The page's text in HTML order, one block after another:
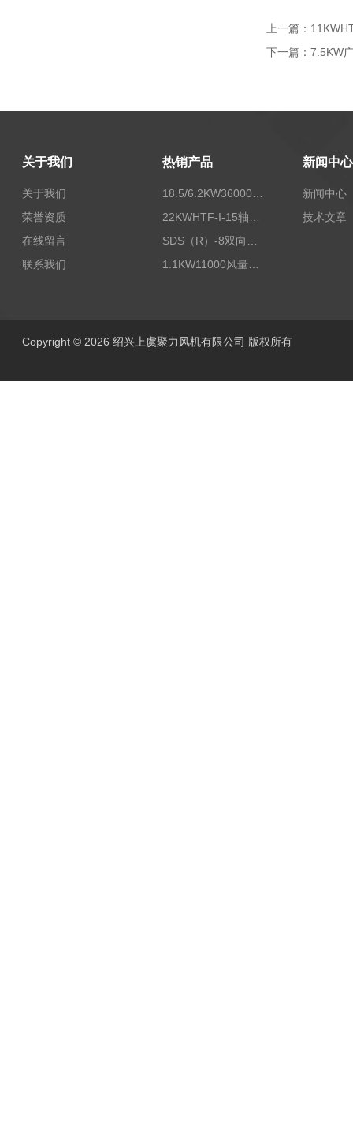
上一篇：
下一篇： 7.5KW
关于我们
关于我们
荣誉资质
在线留言
联系我们
热销产品
18.5/6.2KW36000/24000风量双速离心式消防排烟风机
22KWHTF-I-15轴流式高温消防排烟风机
SDS（R）-8双向可逆式SDS/SDF隧道射流风机
1.1KW11000风量FDZ-5.5不锈钢壁式轴流风机
新闻中心
新闻中心
技术文章
Copyright © 2026 绍兴上虞聚力风机有限公司 版权所有